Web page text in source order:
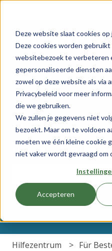
Deze website slaat cookies
Deze cookies worden gebruikt
websitebezoek te verbeteren
gepersonaliseerde diensten
zowel op deze website als via
Privacybeleid voor meer
die we gebruiken.
We zullen je gegevens niet
bezoekt. Maar om te voldoen
moeten we één kleine cookie
niet vaker wordt gevraagd om
Accepteren
Untermenü
Hallo, wie
Ihnen
Es gibt keine
Hilfezentrum Für